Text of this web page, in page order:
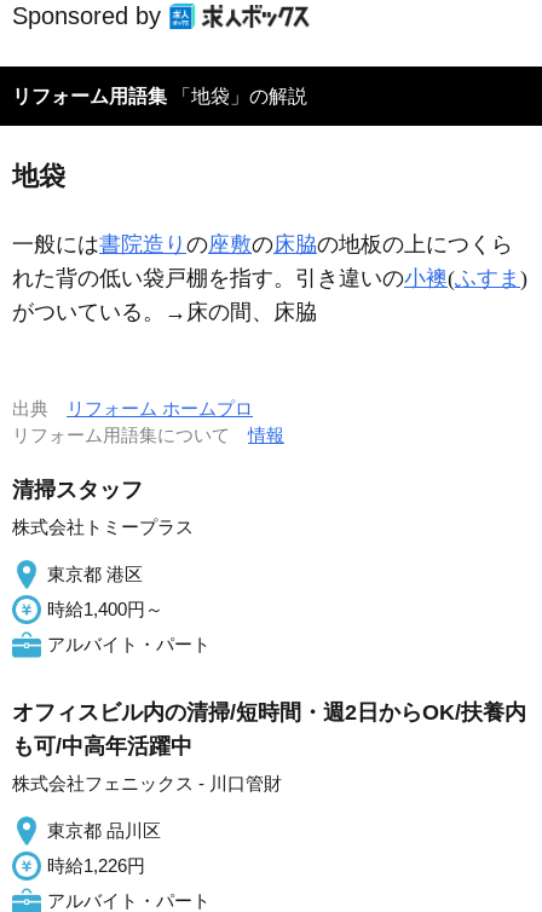
Sponsored by
リフォーム用語集 「地袋」の解説
地袋
一般には書院造り の座敷の床脇の地板の上につくら
れた背の低い袋戸棚を指す。引き違いの小襖(ふすま )
がついている。→床の間、床脇
出典
リフォーム ホームプロ
リフォーム用語集について情報
清掃スタッフ
株式会社トミープラス
東京都 港区
時給1,400円～
アルバイト・パート
オフィスビル内の清掃/短時間・週2日からOK/扶養内
も可/中高年活躍中
株式会社フェニックス - 川口管財
東京都 品川区
時給1,226円
アルバイト・パート